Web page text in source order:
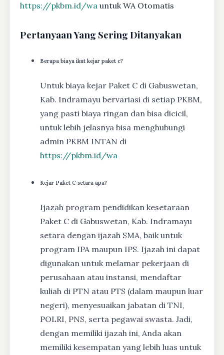
https://pkbm.id/wa untuk WA Otomatis
Pertanyaan Yang Sering Ditanyakan
Berapa biaya ikut kejar paket c?
Untuk biaya kejar Paket C di Gabuswetan,
Kab. Indramayu bervariasi di setiap PKBM,
yang pasti biaya ringan dan bisa dicicil,
untuk lebih jelasnya bisa menghubungi
admin PKBM INTAN di
https://pkbm.id/wa
Kejar Paket C setara apa?
Ijazah program pendidikan kesetaraan
Paket C di Gabuswetan, Kab. Indramayu
setara dengan ijazah SMA, baik untuk
program IPA maupun IPS. Ijazah ini dapat
digunakan untuk melamar pekerjaan di
perusahaan atau instansi, mendaftar
kuliah di PTN atau PTS (dalam maupun luar
negeri), menyesuaikan jabatan di TNI,
POLRI, PNS, serta pegawai swasta. Jadi,
dengan memiliki ijazah ini, Anda akan
memiliki kesempatan yang lebih luas untuk